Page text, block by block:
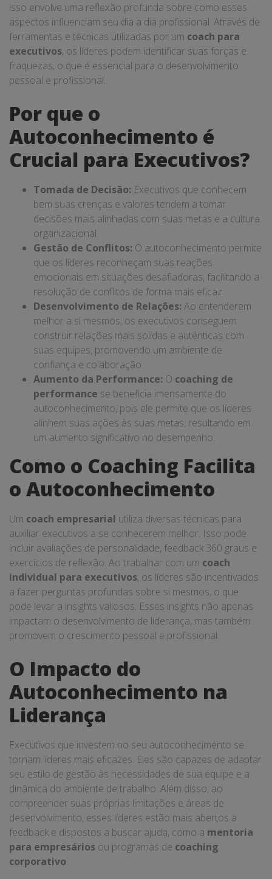
isso envolve uma reflexão profunda sobre como esses
aspectos influenciam seu dia a dia profissional. Através de
ferramentas e técnicas utilizadas por um coach para
executivos, os líderes podem identificar suas forças e
fraquezas, o que é essencial para o desenvolvimento
pessoal e profissional.
Por que o
Autoconhecimento é
Crucial para Executivos?
Tomada de Decisão: Executivos que conhecem
bem suas crenças e valores tendem a tomar
decisões mais alinhadas com suas metas e a cultura
organizacional.
Gestão de Conflitos: O autoconhecimento permite
que os líderes reconheçam suas reações
emocionais em situações desafiadoras, facilitando a
resolução de conflitos de forma mais eficaz.
Desenvolvimento de Relações: Ao entenderem
melhor a si mesmos, os executivos conseguem
construir relações mais sólidas e autênticas com
suas equipes, promovendo um ambiente de
confiança e colaboração.
Aumento da Performance: O coaching de
performance se beneficia imensamente do
autoconhecimento, pois ele permite que os líderes
alinhem suas ações às suas metas, resultando em
um aumento significativo no desempenho.
Como o Coaching Facilita
o Autoconhecimento
Um coach empresarial utiliza diversas técnicas para
auxiliar executivos a se conhecerem melhor. Isso pode
incluir avaliações de personalidade, feedback 360 graus e
exercícios de reflexão. Ao trabalhar com um coach
individual para executivos, os líderes são incentivados
a fazer perguntas profundas sobre si mesmos, o que
pode levar a insights valiosos. Esses insights não apenas
impactam o desenvolvimento de liderança, mas também
promovem o crescimento pessoal e profissional.
O Impacto do
Autoconhecimento na
Liderança
Executivos que investem no seu autoconhecimento se
tornam líderes mais eficazes. Eles são capazes de adaptar
seu estilo de gestão às necessidades de sua equipe e a
dinâmica do ambiente de trabalho. Além disso, ao
compreender suas próprias limitações e áreas de
desenvolvimento, esses líderes estão mais abertos a
feedback e dispostos a buscar ajuda, como a mentoria
para empresários ou programas de coaching
corporativo.